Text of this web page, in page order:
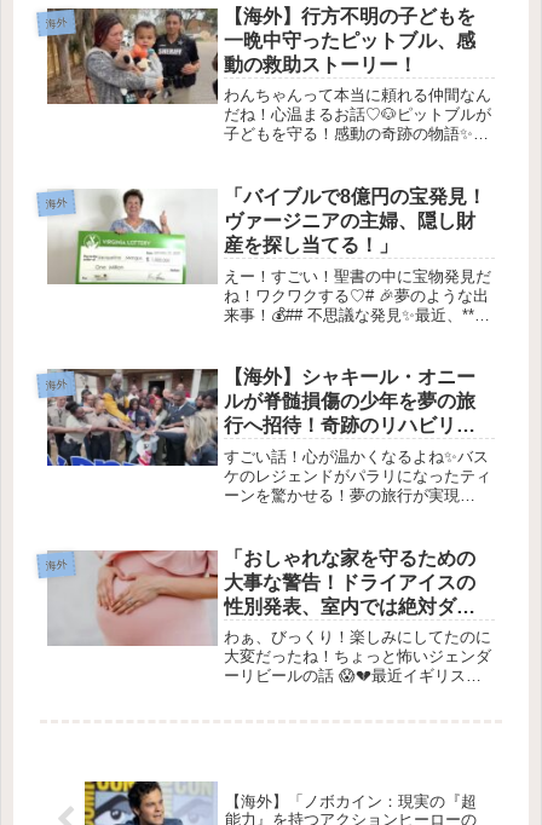
へやって来て、頭をゴツンとぶつけて
くる瞬間に出会うことがありますよ
ね。...
海外
【海外】行方不明の子どもを
一晩中守ったピットブル、感
動の救助ストーリー！
わんちゃんって本当に頼れる仲間なん
だね！心温まるお話♡🐶ピットブルが
子どもを守る！感動の奇跡の物語✨1.
面しました😱。2歳のジェイレンくん
が、前の晩にベッドに入れた後、目...
海外
「バイブルで8億円の宝発見！
ヴァージニアの主婦、隠し財
産を探し当てる！」
えー！すごい！聖書の中に宝物発見だ
ね！ワクワクする♡# 🎉夢のような出
来事！💰## 不思議な発見✨最近、**バ
女の名前は**ジャクリーン・マンガス
**さん。たった一枚の*...
海外
【海外】シャキール・オニー
ルが脊髄損傷の少年を夢の旅
行へ招待！奇跡のリハビリ体
験とは？
すごい話！心が温かくなるよね✨バス
ケのレジェンドがパラリになったティ
ーンを驚かせる！夢の旅行が実現
ン・シモンズが、ある日玄関のドアを
開けると、【人生を変える瞬間】が
待...
海外
「おしゃれな家を守るための
大事な警告！ドライアイスの
性別発表、室内では絶対ダメ
だぞ！」
わぁ、びっくり！楽しみにしてたのに
大変だったね！ちょっと怖いジェンダ
ーリビールの話 😱💔最近イギリス
【海外】「ノボカイン：現実の『超
能力』を持つアクションヒーローの